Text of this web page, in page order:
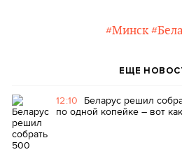
#Минск
ЕЩЕ
12:10 Беларус решил
по одной копейке – вот